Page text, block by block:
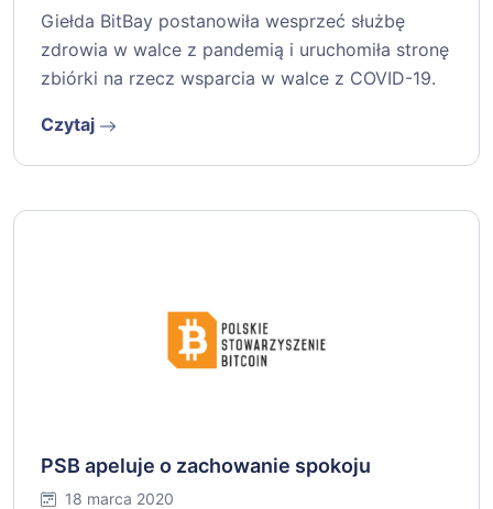
Giełda BitBay postanowiła wesprzeć służbę
zdrowia w walce z pandemią i uruchomiła stronę
zbiórki na rzecz wsparcia w walce z COVID-19.
Czytaj
PSB apeluje o zachowanie spokoju
18 marca 2020